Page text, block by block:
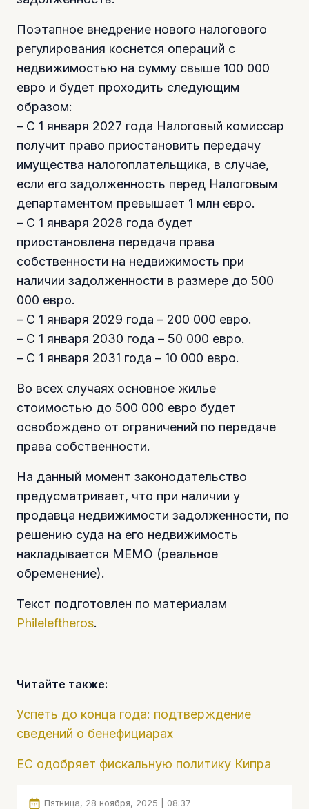
Поэтапное внедрение нового налогового
регулирования коснется операций с
недвижимостью на сумму свыше 100 000
евро и будет проходить следующим
образом:
– С 1 января 2027 года Налоговый комиссар
получит право приостановить передачу
имущества налогоплательщика, в случае,
если его задолженность перед Налоговым
департаментом превышает 1 млн евро.
– С 1 января 2028 года будет
приостановлена передача права
собственности на недвижимость при
наличии задолженности в размере до 500
000 евро.
– С 1 января 2029 года – 200 000 евро.
– С 1 января 2030 года – 50 000 евро.
– С 1 января 2031 года – 10 000 евро.
Во всех случаях основное жилье
стоимостью до 500 000 евро будет
освобождено от ограничений по передаче
права собственности.
На данный момент законодательство
предусматривает, что при наличии у
продавца недвижимости задолженности, по
решению суда на его недвижимость
накладывается МЕМО (реальное
обременение).
Текст подготовлен по материалам
Phileleftheros.
Читайте также:
Успеть до конца года: подтверждение
сведений о бенефициарах
ЕС одобряет фискальную политику Кипра
Пятница, 28 ноября, 2025 | 08:37